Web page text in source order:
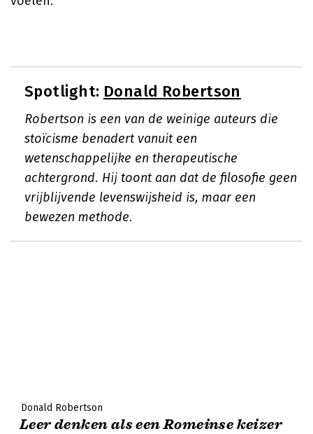
Spotlight: Donald Robertson
Robertson is een van de weinige auteurs die
stoïcisme benadert vanuit een
wetenschappelijke en therapeutische
achtergrond. Hij toont aan dat de filosofie geen
vrijblijvende levenswijsheid is, maar een
bewezen methode.
Donald Robertson
Leer denken als een Romeinse keizer